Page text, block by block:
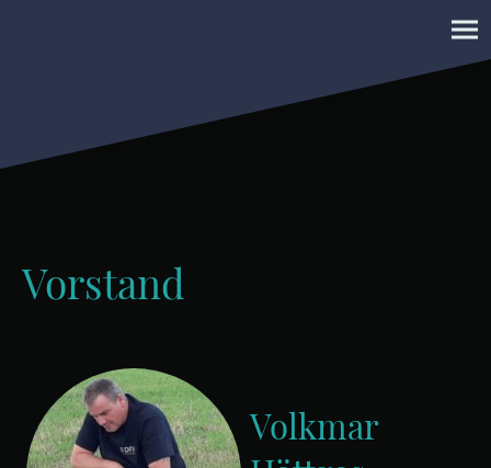
Vorstand
Volkmar